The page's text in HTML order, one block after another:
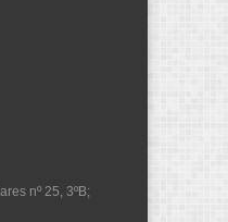
nº 25, 3ºB;